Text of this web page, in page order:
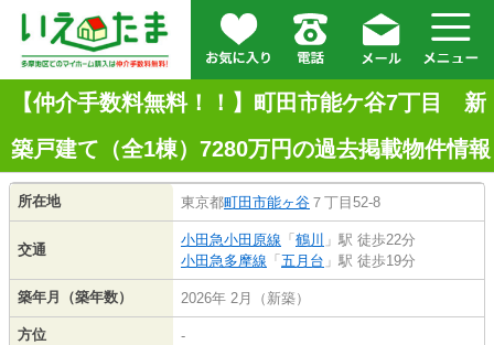
【仲介手数料無料！！】町田市能ケ谷7丁目 新
築戸建て（全1棟）7280万円の過去掲載物件情報
所在地 東京都町田市能ヶ谷 ７丁目52-8
交通
小田急小田原線 「 鶴川 」駅 徒歩22分
小田急多摩線 「 五月台 」駅 徒歩19分
築年月（築年数） 2026年 2月（新築）
方位 -